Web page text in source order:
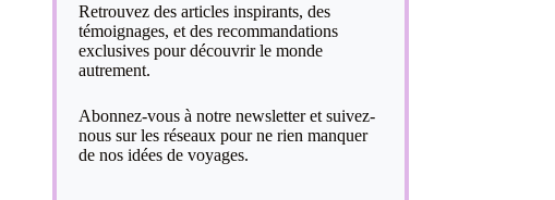
Retrouvez des articles inspirants, des
témoignages, et des recommandations
exclusives pour découvrir le monde
autrement.
Abonnez-vous à notre newsletter et suivez-
nous sur les réseaux pour ne rien manquer
de nos idées de voyages.